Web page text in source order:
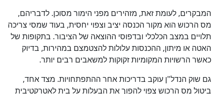
המבקרים, לעומת זאת, מזהירים מפני הימור מסוכן. לדבריהם,
מס הרכוש הוא מקור הכנסה יציב וצפוי יחסית, בעוד שמסי צריכה
תלויים במצב הכלכלי ובדפוסי ההוצאה של הציבור. בתקופות של
האטה או מיתון, ההכנסות עלולות להצטמצם במהירות, בדיוק
כאשר הרשויות המקומיות זקוקות למשאבים רבים יותר.
גם שוק הנדל"ן עוקב בדריכות אחר ההתפתחויות. מצד אחד,
ביטול מס הרכוש צפוי להפוך את הבעלות על בית לאטרקטיבית
100%כן